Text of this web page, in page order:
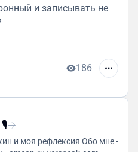
и записывать не
186
рефлексия Обо мне -